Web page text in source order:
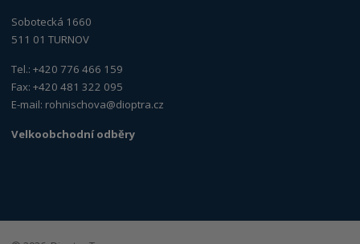
Sobotecká 1660
511 01 TURNOV
Tel.: +420 776 466 159
Fax: +420 481 322 095
E-mail: rohnischova@dioptra.cz
Velkoobchodní odběry